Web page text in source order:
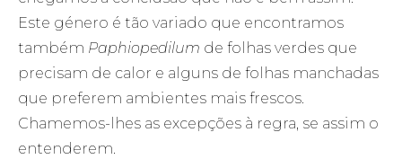
Este género é tão variado que encontramos
também Paphiopedilum de folhas verdes que
precisam de calor e alguns de folhas manchadas
que preferem ambientes mais frescos.
Chamemos-lhes as excepções à regra, se assim o
entenderem.